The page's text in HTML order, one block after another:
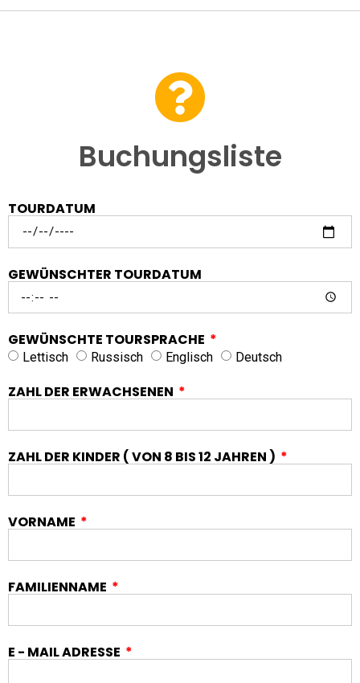
Buchungsliste
TOURDATUM
GEWÜNSCHTER TOURDATUM
GEWÜNSCHTE TOURSPRACHE
Lettisch Russisch Englisch Deutsch
ZAHL DER ERWACHSENEN
ZAHL DER KINDER ( VON 8 BIS 12 JAHREN )
VORNAME
FAMILIENNAME
E - MAIL ADRESSE